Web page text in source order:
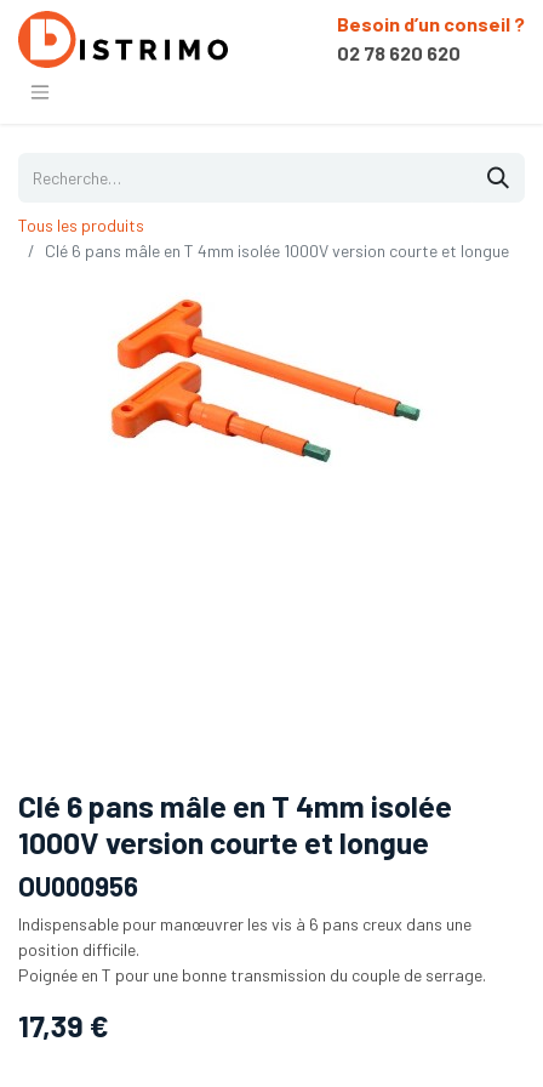
Besoin d’un conseil ?
02 78 620 620
Tous les produits
Clé 6 pans mâle en T 4mm isolée 1000V version courte et longue
Clé 6 pans mâle en T 4mm isolée
1000V version courte et longue
OU000956
Indispensable pour manœuvrer les vis à 6 pans creux dans une
position difficile.
Poignée en T pour une bonne transmission du couple de serrage.
17,39 €